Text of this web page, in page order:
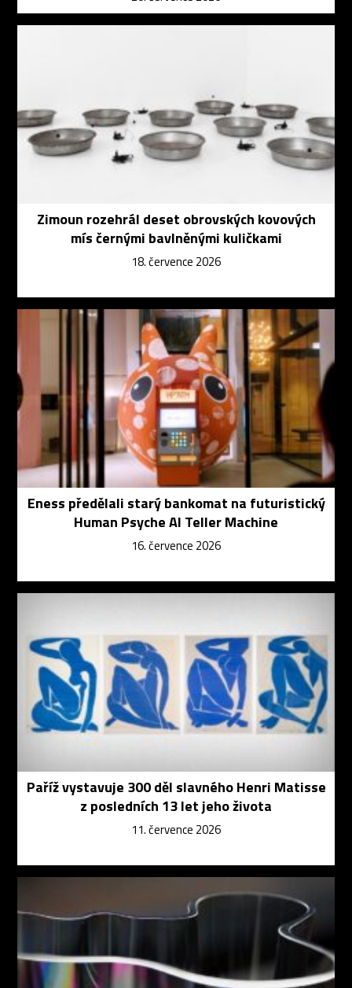
Zimoun rozehrál deset obrovských kovových
mís černými bavlněnými kuličkami
18. července 2026
Eness předělali starý bankomat na futuristický
Human Psyche AI Teller Machine
16. července 2026
Paříž vystavuje 300 děl slavného Henri Matisse
z posledních 13 let jeho života
11. července 2026